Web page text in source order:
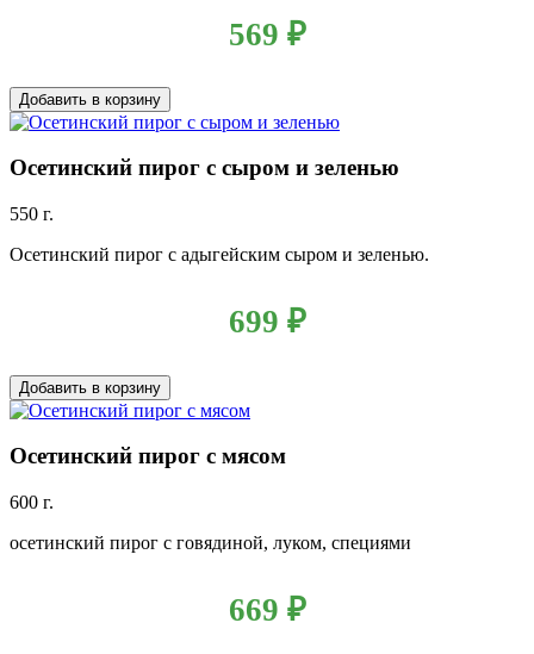
569 ₽
Добавить в корзину
Осетинский пирог с сыром и зеленью
550 г.
Осетинский пирог с адыгейским сыром и зеленью.
699 ₽
Добавить в корзину
Осетинский пирог с мясом
600 г.
осетинский пирог с говядиной, луком, специями
669 ₽